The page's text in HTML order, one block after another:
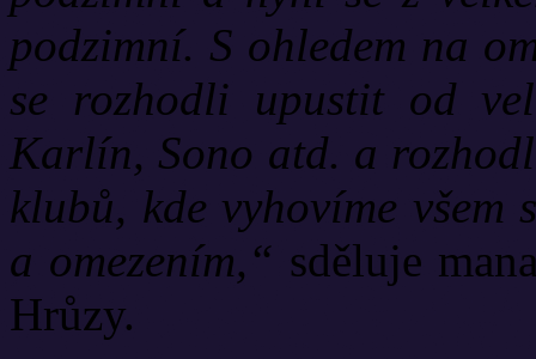
podzimní. S ohledem na
se rozhodli upustit od
Karlín, Sono atd. a
klubů, kde vyhovíme
a omezením,“ sděluje
Hrůzy.